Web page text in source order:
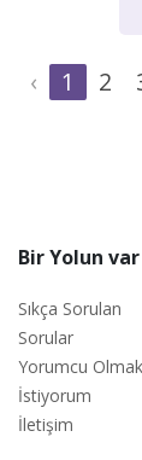
‹ 1 2
Bir Yolun var
Sıkça Sorulan
Sorular
Yorumcu Olmak
İstiyorum
İletişim